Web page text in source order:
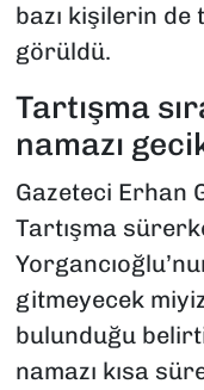
bazı kişilerin de
görüldü.
Tartışma
namazı
Gazeteci Erhan
Tartışma
gitmeyecek
bulunduğu
namazı kısa